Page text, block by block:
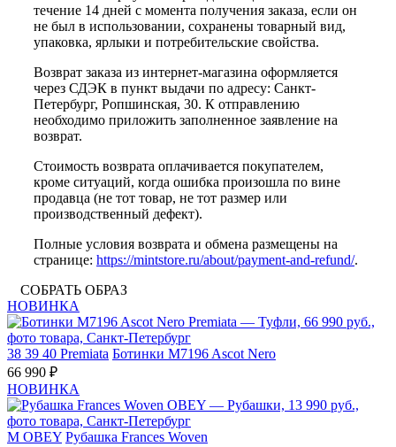
течение 14 дней с момента получения заказа, если он
не был в использовании, сохранены товарный вид,
упаковка, ярлыки и потребительские свойства.
Возврат заказа из интернет-магазина оформляется
через СДЭК в пункт выдачи по адресу: Санкт-
Петербург, Ропшинская, 30. К отправлению
необходимо приложить заполненное заявление на
возврат.
Стоимость возврата оплачивается покупателем,
кроме ситуаций, когда ошибка произошла по вине
продавца (не тот товар, не тот размер или
производственный дефект).
Полные условия возврата и обмена размещены на
странице: https://mintstore.ru/about/payment-and-refund/.
СОБРАТЬ ОБРАЗ
НОВИНКА
38 39 40 Premiata Ботинки M7196 Ascot Nero
66 990 ₽
НОВИНКА
M OBEY Рубашка Frances Woven